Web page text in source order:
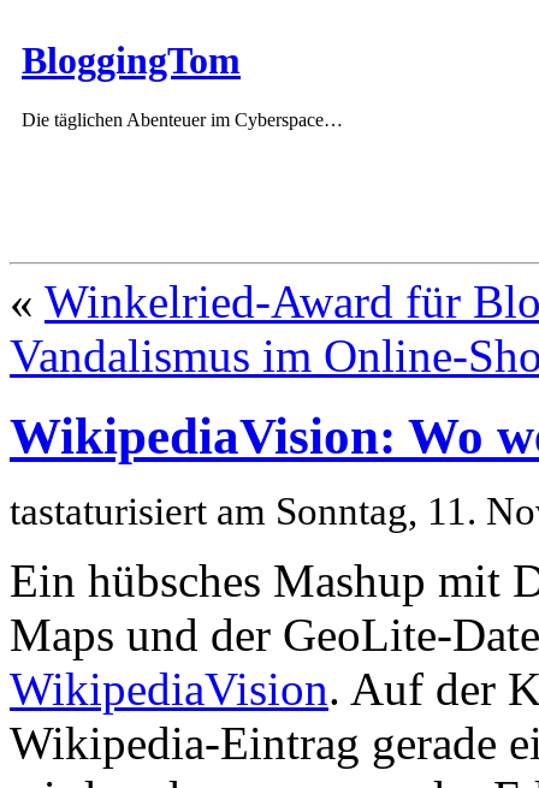
BloggingTom
Die täglichen Abenteuer im Cyberspace…
« Winkelried-Award für
Vandalismus im Online-
WikipediaVision: Wo
tastaturisiert am Sonntag, 11.
Ein hübsches Mashup mit
Maps und der GeoLite-
WikipediaVision. Auf der
Wikipedia-Eintrag gerade